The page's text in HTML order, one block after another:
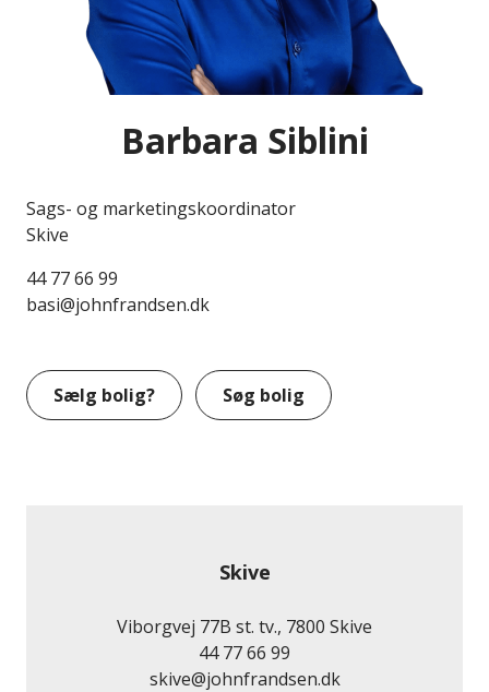
Barbara Siblini
Sags- og marketingskoordinator
Skive
44 77 66 99
basi@johnfrandsen.dk
Sælg bolig? Søg bolig
Skive
Viborgvej 77B st. tv., 7800 Skive
44 77 66 99
skive@johnfrandsen.dk